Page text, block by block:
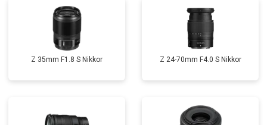
Z 35mm F1.8 S Nikkor Z 24-70mm F4.0 S Nikkor